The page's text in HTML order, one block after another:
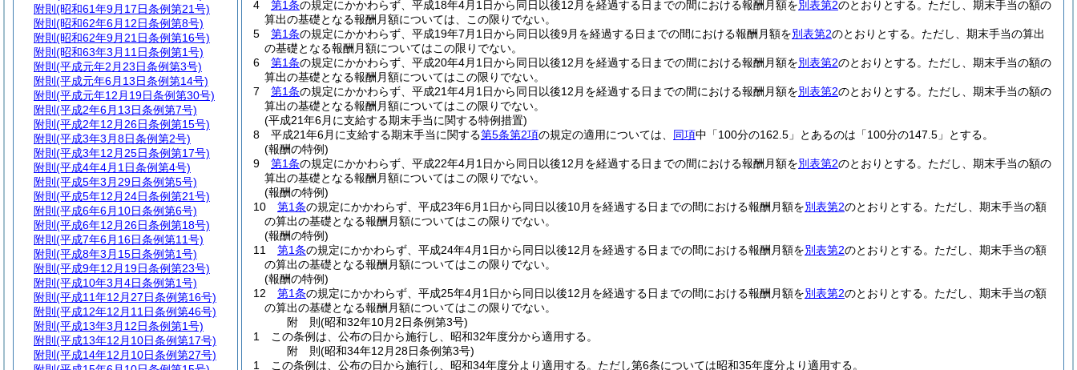
4
第1条の規定にかかわらず、平成18年4月1日から同日以後12月を経過する日までの間における報酬月額を別表第2のとおりとする。 ただし、期末手当の額の
算出の基礎となる報酬月額については、この限りでない。
5
第1条の規定にかかわらず、平成19年7月1日から同日以後9月を経過する日までの間における報酬月額を別表第2のとおりとする。 ただし、期末手当の算出
の基礎となる報酬月額についてはこの限りでない。
6
第1条の規定にかかわらず、平成20年4月1日から同日以後12月を経過する日までの間における報酬月額を別表第2のとおりとする。 ただし、期末手当の額の
算出の基礎となる報酬月額についてはこの限りでない。
7
第1条の規定にかかわらず、平成21年4月1日から同日以後12月を経過する日までの間における報酬月額を別表第2のとおりとする。 ただし、期末手当の額の
算出の基礎となる報酬月額についてはこの限りでない。
(平成21年6月に支給する期末手当に関する特例措置)
8
平成21年6月に支給する期末手当に関する第5条第2項の規定の適用については、 同項中「100分の162.5」とあるのは「100分の147.5」とする。
(報酬の特例)
9
第1条の規定にかかわらず、平成22年4月1日から同日以後12月を経過する日までの間における報酬月額を別表第2のとおりとする。 ただし、期末手当の額の
算出の基礎となる報酬月額についてはこの限りでない。
(報酬の特例)
10
第1条の規定にかかわらず、平成23年6月1日から同日以後10月を経過する日までの間における報酬月額を別表第2のとおりとする。 ただし、期末手当の額
の算出の基礎となる報酬月額についてはこの限りでない。
(報酬の特例)
11
第1条の規定にかかわらず、平成24年4月1日から同日以後12月を経過する日までの間における報酬月額を別表第2のとおりとする。 ただし、期末手当の額
の算出の基礎となる報酬月額についてはこの限りでない。
(報酬の特例)
12
第1条の規定にかかわらず、平成25年4月1日から同日以後12月を経過する日までの間における報酬月額を別表第2のとおりとする。 ただし、期末手当の額
の算出の基礎となる報酬月額についてはこの限りでない。
附 則(昭和32年10月2日条例第3号)
1
この条例は、公布の日から施行し、昭和32年度分から適用する。
附 則(昭和34年12月28日条例第3号)
1
この条例は、公布の日から施行し、昭和34年度分より適用する。 ただし第6条については昭和35年度分より適用する。
附則 (昭和61年9月17日条例第21号)
附則 (昭和62年6月12日条例第8号)
附則 (昭和62年9月21日条例第16号)
附則 (昭和63年3月11日条例第1号)
附則 (平成元年2月23日条例第3号)
附則 (平成元年6月13日条例第14号)
附則 (平成元年12月19日条例第30号)
附則 (平成2年6月13日条例第7号)
附則 (平成2年12月26日条例第15号)
附則 (平成3年3月8日条例第2号)
附則 (平成3年12月25日条例第17号)
附則 (平成4年4月1日条例第4号)
附則 (平成5年3月29日条例第5号)
附則 (平成5年12月24日条例第21号)
附則 (平成6年6月10日条例第6号)
附則 (平成6年12月26日条例第18号)
附則 (平成7年6月16日条例第11号)
附則 (平成8年3月15日条例第1号)
附則 (平成9年12月19日条例第23号)
附則 (平成10年3月4日条例第1号)
附則 (平成11年12月27日条例第16号)
附則 (平成12年12月11日条例第46号)
附則 (平成13年3月12日条例第1号)
附則 (平成13年12月10日条例第17号)
附則 (平成14年12月10日条例第27号)